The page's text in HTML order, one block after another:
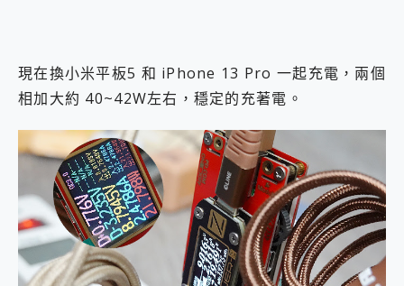
現在換小米平板5 和 iPhone 13 Pro 一起充電，兩個
相加大約 40~42W左右，穩定的充著電。